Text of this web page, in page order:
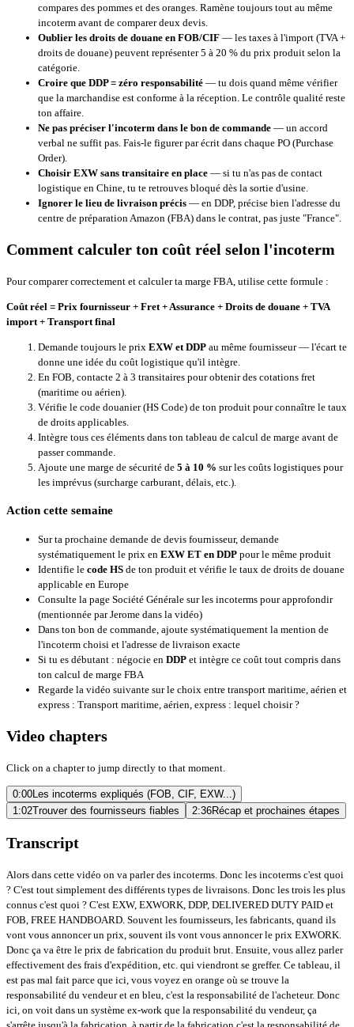
compares des pommes et des oranges. Ramène toujours tout au même
incoterm avant de comparer deux devis.
Oublier les droits de douane en FOB/CIF — les taxes à l'import (TVA +
droits de douane) peuvent représenter 5 à 20 % du prix produit selon la
catégorie.
Croire que DDP = zéro responsabilité — tu dois quand même vérifier
que la marchandise est conforme à la réception. Le contrôle qualité reste
ton affaire.
Ne pas préciser l'incoterm dans le bon de commande — un accord
verbal ne suffit pas. Fais-le figurer par écrit dans chaque PO (Purchase
Order).
Choisir EXW sans transitaire en place — si tu n'as pas de contact
logistique en Chine, tu te retrouves bloqué dès la sortie d'usine.
Ignorer le lieu de livraison précis — en DDP, précise bien l'adresse du
centre de préparation Amazon (FBA) dans le contrat, pas juste "France".
Comment calculer ton coût réel selon l'incoterm
Pour comparer correctement et calculer ta marge FBA, utilise cette formule :
Coût réel = Prix fournisseur + Fret + Assurance + Droits de douane + TVA
import + Transport final
Demande toujours le prix EXW et DDP au même fournisseur — l'écart te
donne une idée du coût logistique qu'il intègre.
En FOB, contacte 2 à 3 transitaires pour obtenir des cotations fret
(maritime ou aérien).
Vérifie le code douanier (HS Code) de ton produit pour connaître le taux
de droits applicables.
Intègre tous ces éléments dans ton tableau de calcul de marge avant de
passer commande.
Ajoute une marge de sécurité de 5 à 10 % sur les coûts logistiques pour
les imprévus (surcharge carburant, délais, etc.).
Action cette semaine
Sur ta prochaine demande de devis fournisseur, demande
systématiquement le prix en EXW ET en DDP pour le même produit
Identifie le code HS de ton produit et vérifie le taux de droits de douane
applicable en Europe
Consulte la page Société Générale sur les incoterms pour approfondir
(mentionnée par Jerome dans la vidéo)
Dans ton bon de commande, ajoute systématiquement la mention de
l'incoterm choisi et l'adresse de livraison exacte
Si tu es débutant : négocie en DDP et intègre ce coût tout compris dans
ton calcul de marge FBA
Regarde la vidéo suivante sur le choix entre transport maritime, aérien et
express : Transport maritime, aérien, express : lequel choisir ?
Video chapters
Click on a chapter to jump directly to that moment.
0:00 Les incoterms expliqués (FOB, CIF, EXW...)
1:02Trouver des fournisseurs fiables 2:36Récap et prochaines étapes
Transcript
Alors dans cette vidéo on va parler des incoterms. Donc les incoterms c'est quoi
? C'est tout simplement des différents types de livraisons. Donc les trois les plus
connus c'est quoi ? C'est EXW, EXWORK, DDP, DELIVERED DUTY PAID et
FOB, FREE HANDBOARD. Souvent les fournisseurs, les fabricants, quand ils
vont vous annoncer un prix, souvent ils vont vous annoncer le prix EXWORK.
Donc ça va être le prix de fabrication du produit brut. Ensuite, vous allez parler
effectivement des frais d'expédition, etc. qui viendront se greffer. Ce tableau, il
est pas mal fait parce que ici, vous voyez en orange où se trouve la
responsabilité du vendeur et en bleu, c'est la responsabilité de l'acheteur. Donc
ici, on voit dans un système ex-work que la responsabilité du vendeur, ça